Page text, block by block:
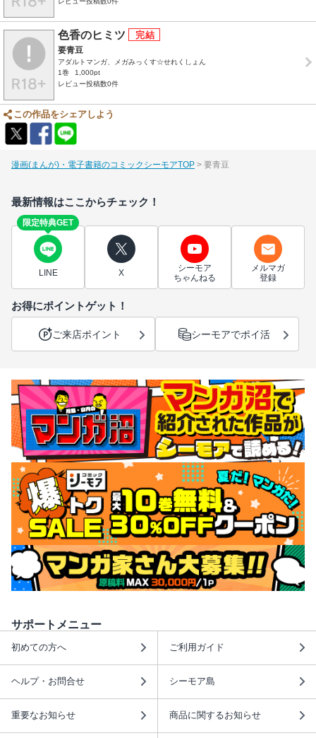
色香のヒミツ
要青豆
アダルトマンガ、メガみっくす☆せれくしょん
1巻
1,000pt
レビュー投稿数0件
この作品をシェアしよう
漫画(まんが)・電子書籍のコミックシーモアTOP 要青豆
最新情報はここからチェック！
限定特典GET
LINE X
シーモア
ちゃんねる
メルマガ
登録
お得にポイントゲット！
ご来店ポイント シーモアでポイ活
サポートメニュー
初めての方へ ご利用ガイド
ヘルプ・お問合せ シーモア島
重要なお知らせ 商品に関するお知らせ